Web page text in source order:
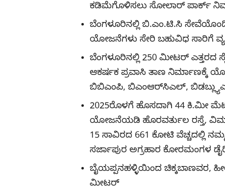
ಕಡಿಮೆಗೊಳಿಸಲು ಸೋಲಾರ್ ಪಾರ್ಕ್
ಬೆಂಗಳೂರಿನಲ್ಲಿ ಬಿ.ಎಂ.ಟಿ.ಸಿ
ಯೋಜನೆಗಳು ಸೇರಿ ಬಹುವಿಧ ಸಾರಿಗೆ
ಬೆಂಗಳೂರಿನಲ್ಲಿ 250 ಮೀಟರ್ ಎತ್ತರದ
ಆಕರ್ಷಕ ಪ್ರವಾಸಿ ತಾಣ ನಿರ್ಮಾಣಕ್ಕೆ
ಬಿಬಿಎಂಪಿ, ಬಿಎಂಆರ್‌ಸಿಎಲ್‌,
2025ರೊಳಗೆ ಹೊಸದಾಗಿ 44 ಕಿ.ಮೀ
ಯೋಜನೆಯಡಿ ಹೊರವರ್ತುಲ ರಸ್ತೆ,
15 ಸಾವಿರದ 661 ಕೋಟಿ ವೆಚ್ಚದಲ್ಲಿ
ಸರ್ಜಾಪುರ ಅಗ್ರಹಾರ ಕೋರಮಂಗಳ ಡೈರಿ
ಬೈಯಪ್ಪನಹಳ್ಳಿಯಿಂದ ಚಿಕ್ಕಬಾಣವರ,
ಮೀಟರ್